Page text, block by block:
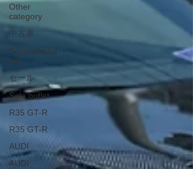
Other
category
中古車
Secondhand
car
セール
Sale outlet
R35 GT-R
R35 GT-R
AUDI
AUDI